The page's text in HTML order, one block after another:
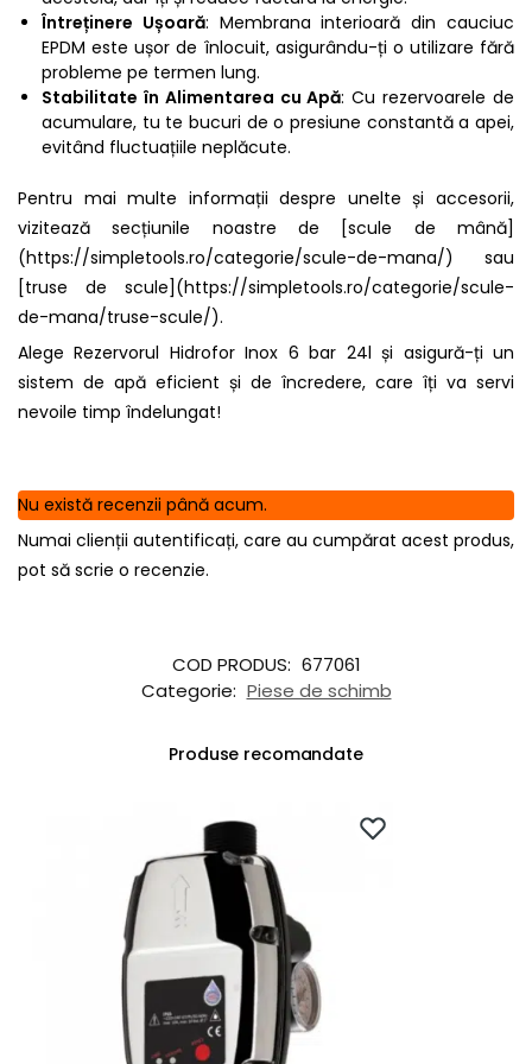
Întreținere Ușoară: Membrana interioară din cauciuc
EPDM este ușor de înlocuit, asigurându-ți o utilizare fără
probleme pe termen lung.
Stabilitate în Alimentarea cu Apă: Cu rezervoarele de
acumulare, tu te bucuri de o presiune constantă a apei,
evitând fluctuațiile neplăcute.
Pentru mai multe informații despre unelte și accesorii,
vizitează secțiunile noastre de [scule de mână]
(https://simpletools.ro/categorie/scule-de-mana/) sau
[truse de scule](https://simpletools.ro/categorie/scule-
de-mana/truse-scule/).
Alege Rezervorul Hidrofor Inox 6 bar 24l și asigură-ți un
sistem de apă eficient și de încredere, care îți va servi
nevoile timp îndelungat!
Nu există recenzii până acum.
Numai clienții autentificați, care au cumpărat acest produs,
pot să scrie o recenzie.
COD PRODUS: 677061
Categorie: Piese de schimb
Produse recomandate